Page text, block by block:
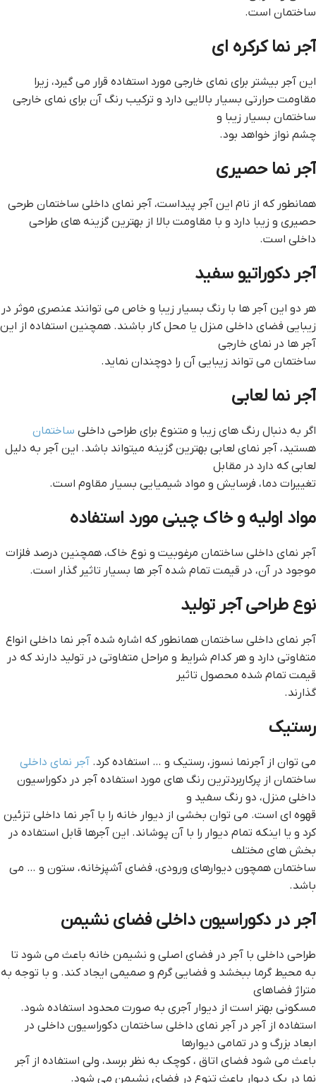
ساختمان است.
آجر نما کرکره ای
این آجر بیشتر برای نمای خارجی مورد استفاده قرار می گیرد، زیرا
مقاومت حرارتی بسیار بالایی دارد و ترکیب رنگ آن برای نمای خارجی
ساختمان بسیار زیبا و
چشم نواز خواهد بود.
آجر نما حصیری
همانطور که از نام این آجر پیداست، آجر نمای داخلی ساختمان طرحی
حصیری و زیبا دارد و با مقاومت بالا از بهترین گزینه های طراحی
داخلی است.
آجر دکوراتیو سفید
هر دو این آجر ها با رنگ بسیار زیبا و خاص می توانند عنصری موثر در
زیبایی فضای داخلی منزل یا محل کار باشند. همچنین استفاده از این
آجر ها در نمای خارجی
ساختمان می تواند زیبایی آن را دوچندان نماید.
آجر نما لعابی
اگر به دنبال رنگ های زیبا و متنوع برای طراحی داخلی ساختمان
هستید، آجر نمای لعابی بهترین گزینه میتواند باشد. این آجر به دلیل
لعابی که دارد در مقابل
تغییرات دما، فرسایش و مواد شیمیایی بسیار مقاوم است.
مواد اولیه و خاک چینی مورد استفاده
آجر نمای داخلی ساختمان مرغوبیت و نوع خاک، همچنین درصد فلزات
موجود در آن، در قیمت تمام شده آجر ها بسیار تاثیر گذار است.
نوع طراحی آجر تولید
آجر نمای داخلی ساختمان همانطور که اشاره شده آجر نما داخلی انواع
متفاوتی دارد و هر کدام شرایط و مراحل متفاوتی در تولید دارند که در
قیمت تمام شده محصول تاثیر
گذارند.
رستیک
می توان از آجرنما نسوز، رستیک و … استفاده کرد. آجر نمای داخلی
ساختمان از پرکاربردترین رنگ های مورد استفاده آجر در دکوراسیون
داخلی منزل، دو رنگ سفید و
قهوه ای است. می توان بخشی از دیوار خانه را با آجر نما داخلی تزئین
کرد و یا اینکه تمام دیوار را با آن پوشاند. این آجرها قابل استفاده در
بخش های مختلف
ساختمان همچون دیوارهای ورودی، فضای آشپزخانه، ستون و … می
باشد.
آجر در دکوراسیون داخلی فضای نشیمن
طراحی داخلی با آجر در فضای اصلی و نشیمن خانه باعث می شود تا
به محیط گرما ببخشد و فضایی گرم و صمیمی ایجاد کند. و با توجه به
متراژ فضاهای
مسکونی بهتر است از دیوار آجری به صورت محدود استفاده شود.
استفاده از آجر در آجر نمای داخلی ساختمان دکوراسیون داخلی در
ابعاد بزرگ و در تمامی دیوارها
باعث می شود فضای اتاق ، کوچک به نظر برسد، ولی استفاده از آجر
نما در یک دیوار باعث تنوع در فضای نشیمن می شود.